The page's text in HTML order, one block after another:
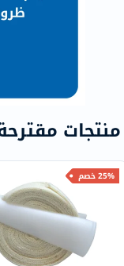
منتجات
25% خصم